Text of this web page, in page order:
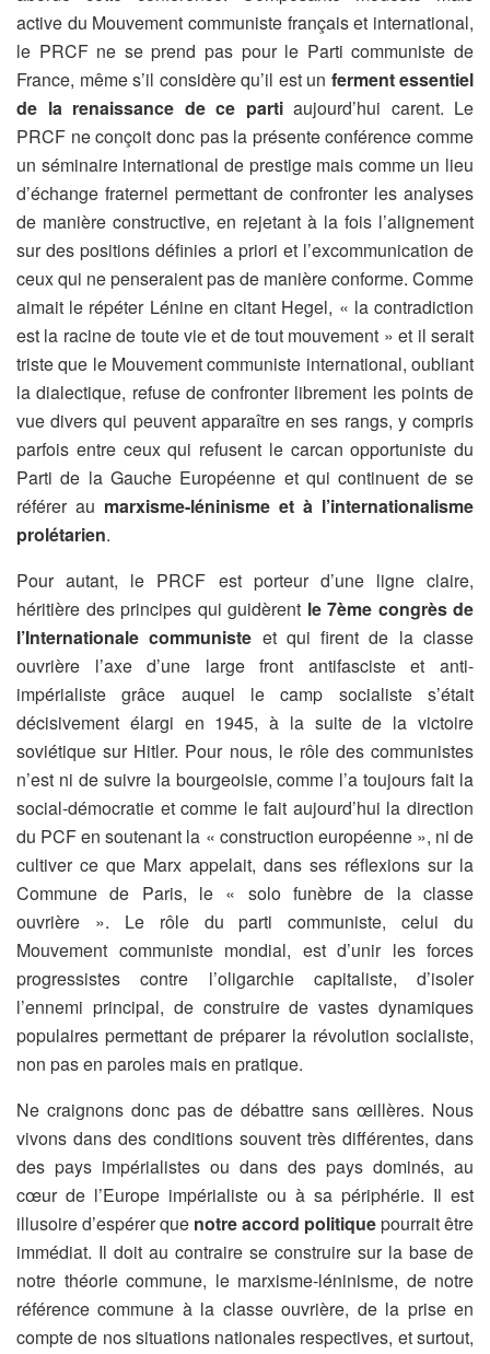
active du Mouvement communiste français et international,
le PRCF ne se prend pas pour le Parti communiste de
France, même s’il considère qu’il est un ferment essentiel
de la renaissance de ce partiaujourd’hui carent. Le
PRCF ne conçoit donc pas la présente conférence comme
un séminaire international de prestige mais comme un lieu
d’échange fraternel permettant de confronter les analyses
de manière constructive, en rejetant à la fois l’alignement
sur des positions définies a priori et l’excommunication de
ceux qui ne penseraient pas de manière conforme. Comme
aimait le répéter Lénine en citant Hegel, « la contradiction
est la racine de toute vie et de tout mouvement » et il serait
triste que le Mouvement communiste international, oubliant
la dialectique, refuse de confronter librement les points de
vue divers qui peuvent apparaître en ses rangs, y compris
parfois entre ceux qui refusent le carcan opportuniste du
Parti de la Gauche Européenne et qui continuent de se
référer au marxisme-léninisme et à l’internationalisme
prolétarien.
Pour autant, le PRCF est porteur d’une ligne claire,
héritière des principes qui guidèrent le 7ème congrès de
l’Internationale communiste et qui firent de la classe
ouvrière l’axe d’une large front antifasciste et anti-
impérialiste grâce auquel le camp socialiste s’était
décisivement élargi en 1945, à la suite de la victoire
soviétique sur Hitler. Pour nous, le rôle des communistes
n’est ni de suivre la bourgeoisie, comme l’a toujours fait la
social-démocratie et comme le fait aujourd’hui la direction
du PCF en soutenant la « construction européenne », ni de
cultiver ce que Marx appelait, dans ses réflexions sur la
Commune de Paris, le « solo funèbre de la classe
ouvrière ». Le rôle du parti communiste, celui du
Mouvement communiste mondial, est d’unir les forces
progressistes contre l’oligarchie capitaliste, d’isoler
l’ennemi principal, de construire de vastes dynamiques
populaires permettant de préparer la révolution socialiste,
non pas en paroles mais en pratique.
Ne craignons donc pas de débattre sans œillères. Nous
vivons dans des conditions souvent très différentes, dans
des pays impérialistes ou dans des pays dominés, au
cœur de l’Europe impérialiste ou à sa périphérie. Il est
illusoire d’espérer que notre accord politiquepourrait être
immédiat. Il doit au contraire se construire sur la base de
notre théorie commune, le marxisme-léninisme, de notre
référence commune à la classe ouvrière, de la prise en
compte de nos situations nationales respectives, et surtout,